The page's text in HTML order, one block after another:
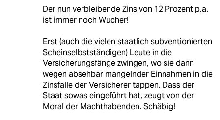
Der nun verbleibende Zins von 12 Prozent p.a.
ist immer noch Wucher!
Erst (auch die vielen staatlich subventionierten
Scheinselbstständigen) Leute in die
Versicherungsfänge zwingen, wo sie dann
wegen absehbar mangelnder Einnahmen in die
Zinsfalle der Versicherer tappen. Dass der
Staat sowas eingeführt hat, zeugt von der
Moral der Machthabenden. Schäbig!